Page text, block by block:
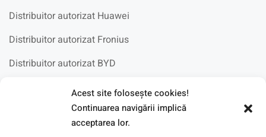
Acest site foloseşte cookies!
Continuarea navigării implică
acceptarea lor.
Distribuitor autorizat Huawei
Distribuitor autorizat Fronius
Distribuitor autorizat BYD
Fotovoltaice in scoli